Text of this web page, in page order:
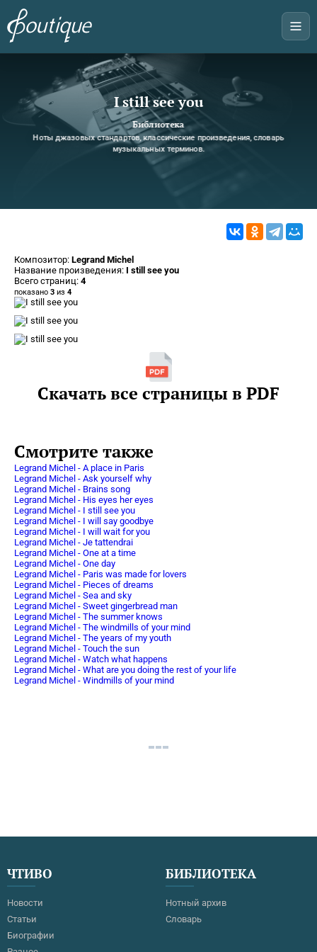
I still see you
Библиотека
Ноты джазовых стандартов, классические произведения, словарь
музыкальных терминов.
Композитор: Legrand Michel
Название произведения: I still see you
Всего страниц: 4
показано 3 из 4
Скачать все страницы в PDF
Смотрите также
Legrand Michel - A place in Paris
Legrand Michel - Ask yourself why
Legrand Michel - Brains song
Legrand Michel - His eyes her eyes
Legrand Michel - I still see you
Legrand Michel - I will say goodbye
Legrand Michel - I will wait for you
Legrand Michel - Je tattendrai
Legrand Michel - One at a time
Legrand Michel - One day
Legrand Michel - Paris was made for lovers
Legrand Michel - Pieces of dreams
Legrand Michel - Sea and sky
Legrand Michel - Sweet gingerbread man
Legrand Michel - The summer knows
Legrand Michel - The windmills of your mind
Legrand Michel - The years of my youth
Legrand Michel - Touch the sun
Legrand Michel - Watch what happens
Legrand Michel - What are you doing the rest of your life
Legrand Michel - Windmills of your mind
ЧТИВО
Новости
Статьи
Биографии
БИБЛИОТЕКА
Нотный архив
Словарь